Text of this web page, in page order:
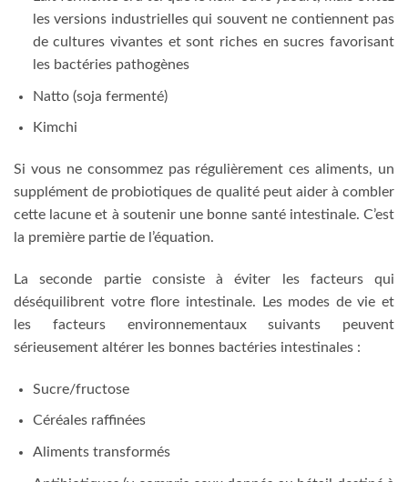
les versions industrielles qui souvent ne contiennent pas
de cultures vivantes et sont riches en sucres favorisant
les bactéries pathogènes
Natto (soja fermenté)
Kimchi
Si vous ne consommez pas régulièrement ces aliments, un
supplément de probiotiques de qualité peut aider à combler
cette lacune et à soutenir une bonne santé intestinale. C’est
la première partie de l’équation.
La seconde partie consiste à éviter les facteurs qui
déséquilibrent votre flore intestinale. Les modes de vie et
les facteurs environnementaux suivants peuvent
sérieusement altérer les bonnes bactéries intestinales :
Sucre/fructose
Céréales raffinées
Aliments transformés